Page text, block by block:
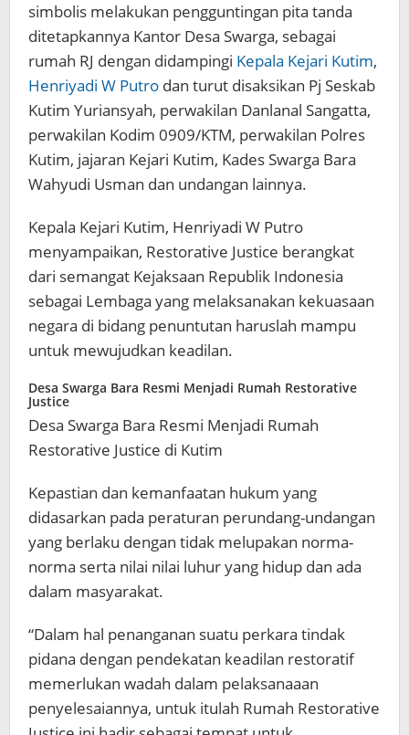
simbolis melakukan pengguntingan pita tanda
ditetapkannya Kantor Desa Swarga, sebagai
rumah RJ dengan didampingi Kepala Kejari Kutim,
Henriyadi W Putro dan turut disaksikan Pj Seskab
Kutim Yuriansyah, perwakilan Danlanal Sangatta,
perwakilan Kodim 0909/KTM, perwakilan Polres
Kutim, jajaran Kejari Kutim, Kades Swarga Bara
Wahyudi Usman dan undangan lainnya.
Kepala Kejari Kutim, Henriyadi W Putro
menyampaikan, Restorative Justice berangkat
dari semangat Kejaksaan Republik Indonesia
sebagai Lembaga yang melaksanakan kekuasaan
negara di bidang penuntutan haruslah mampu
untuk mewujudkan keadilan.
Desa Swarga Bara Resmi Menjadi Rumah Restorative
Justice
Desa Swarga Bara Resmi Menjadi Rumah
Restorative Justice di Kutim
Kepastian dan kemanfaatan hukum yang
didasarkan pada peraturan perundang-undangan
yang berlaku dengan tidak melupakan norma-
norma serta nilai nilai luhur yang hidup dan ada
dalam masyarakat.
“Dalam hal penanganan suatu perkara tindak
pidana dengan pendekatan keadilan restoratif
memerlukan wadah dalam pelaksanaaan
penyelesaiannya, untuk itulah Rumah Restorative